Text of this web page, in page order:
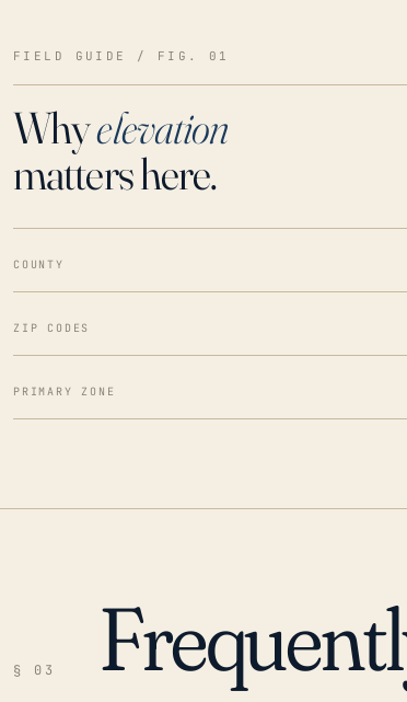
FIELD GUIDE / FIG. 01
Whyelevation
matters here.
COUNTY
ZIP CODES
PRIMARY ZONE
§ 03